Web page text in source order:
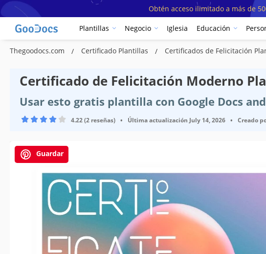
Obtén acceso ilimitado a más de
Plantillas Negocio Iglesia Educación
Thegoodocs.com Certificado Plantillas Certificados de Felicitación
Certificado de Felicitación Moderno
Usar esto gratis plantilla con Google Docs
4.22 (2 reseñas) • Última actualización July 14, 2026 • Creado
Guardar